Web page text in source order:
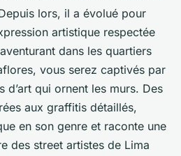
lors, il a évolué pour
artistique respectée
dans les quartiers
vous serez captivés par
qui ornent les murs. Des
aux graffitis détaillés,
en son genre et raconte une
des street artistes de Lima